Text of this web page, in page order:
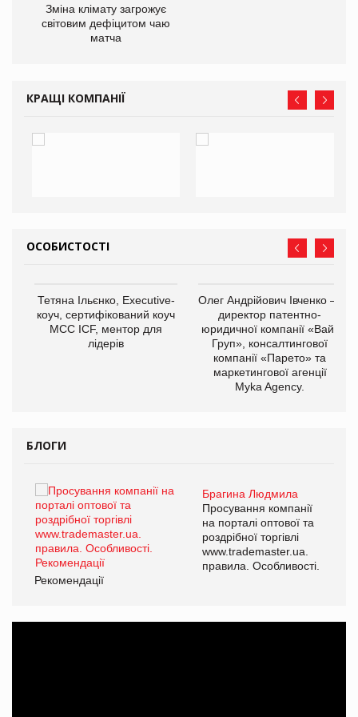
Зміна клімату загрожує
світовим дефіцитом чаю
матча
КРАЩІ КОМПАНІЇ
ОСОБИСТОСТІ
Тетяна Ільєнко, Executive-
коуч, сертифікований коуч
МСС ICF, ментор для
лідерів
Олег Андрійович Івченко —
директор патентно-
юридичної компанії «Вайз
Груп», консалтингової
компанії «Парето» та
маркетингової агенції
Myka Agency.
БЛОГИ
Брагина Людмила
Просування компанії
на порталі оптової та
роздрібної торгівлі
www.trademaster.ua.
правила. Особливості.
Рекомендації